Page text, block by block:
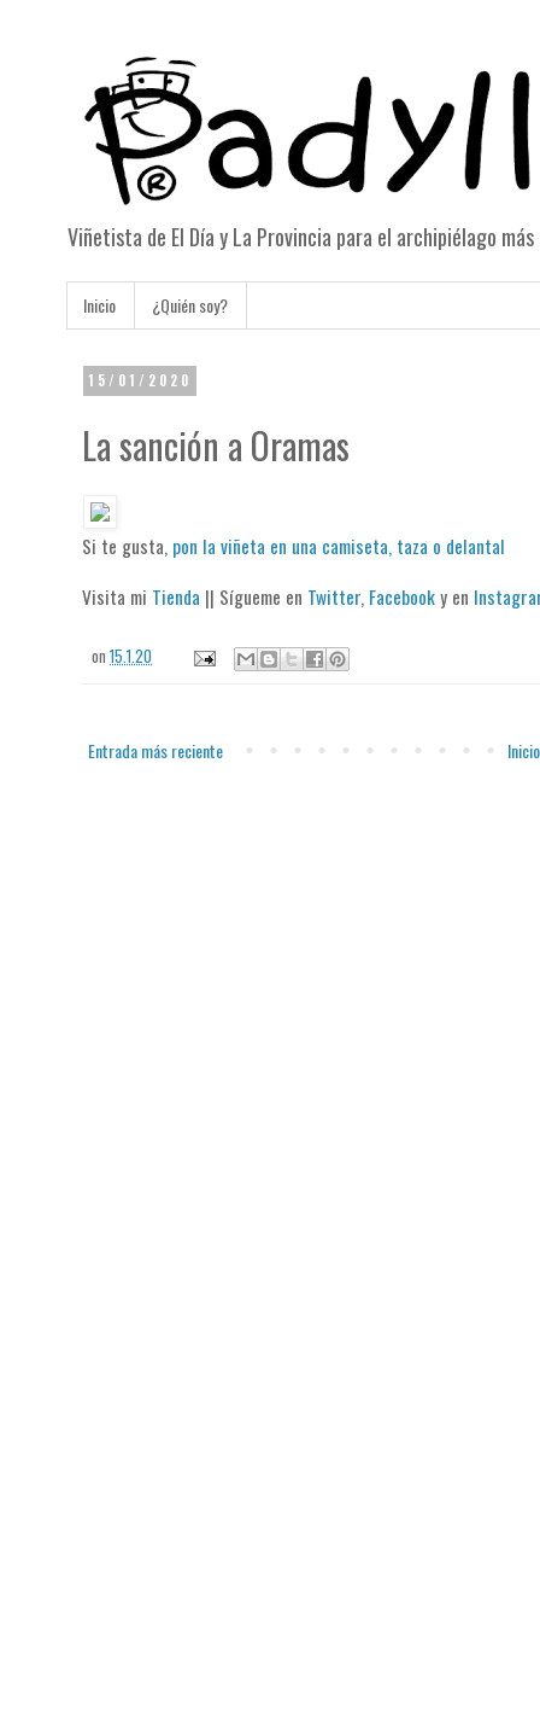
Viñetista de El Día y La Provincia para el archipiélago
Inicio ¿Quién soy?
15/01/2020
La sanción a Oramas
Si te gusta, pon la viñeta en una camiseta, taza o delantal
Visita mi Tienda || Sígueme en Twitter, Facebooky en
on15.1.20
Entrada más reciente Inicio